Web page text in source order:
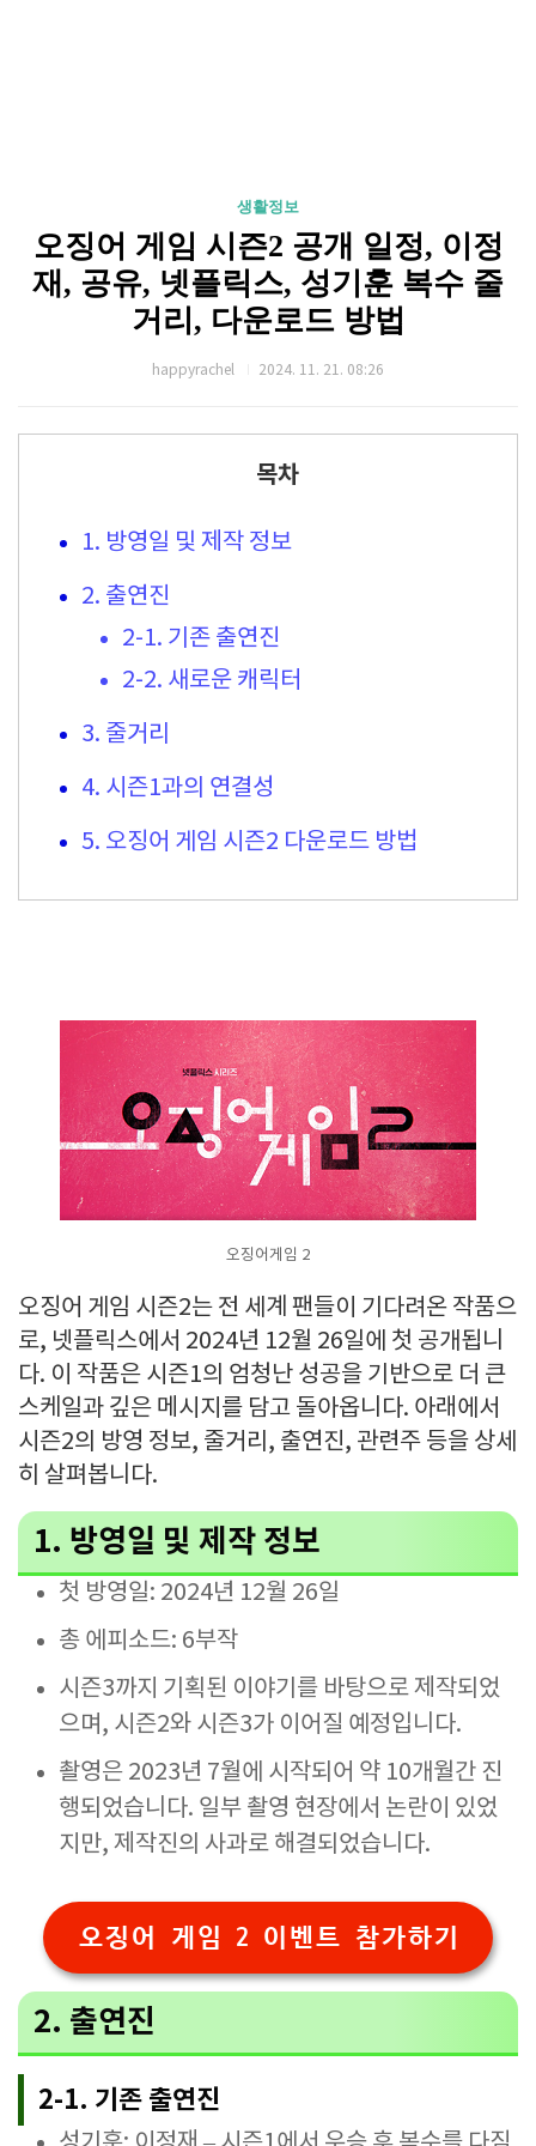
생활정보
오징어 게임 시즌2 공개 일정, 이정
재, 공유, 넷플릭스, 성기훈 복수 줄
거리, 다운로드 방법
happyrachel 2024. 11. 21. 08:26
목차
1. 방영일 및 제작 정보
2. 출연진
2-1. 기존 출연진
2-2. 새로운 캐릭터
3. 줄거리
4. 시즌1과의 연결성
5. 오징어 게임 시즌2 다운로드 방법
오징어게임 2
오징어 게임 시즌2는 전 세계 팬들이 기다려온 작품으
로, 넷플릭스에서 2024년 12월 26일에 첫 공개됩니
다. 이 작품은 시즌1의 엄청난 성공을 기반으로 더 큰
스케일과 깊은 메시지를 담고 돌아옵니다. 아래에서
시즌2의 방영 정보, 줄거리, 출연진, 관련주 등을 상세
히 살펴봅니다.
1. 방영일 및 제작 정보
첫 방영일: 2024년 12월 26일
총 에피소드: 6부작
시즌3까지 기획된 이야기를 바탕으로 제작되었
으며, 시즌2와 시즌3가 이어질 예정입니다.
촬영은 2023년 7월에 시작되어 약 10개월간 진
행되었습니다. 일부 촬영 현장에서 논란이 있었
지만, 제작진의 사과로 해결되었습니다.
오징어 게임 2 이벤트 참가하기
2. 출연진
2-1. 기존 출연진